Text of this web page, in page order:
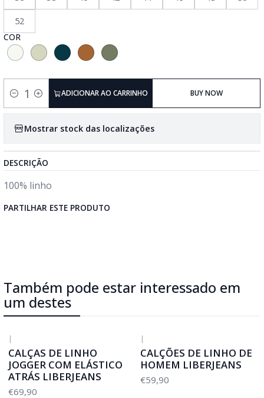
52
COR
Quantidade
ADICIONAR AO CARRINHO BUY NOW
Mostrar stock das localizações
DESCRIÇÃO
100% linho
PARTILHAR ESTE PRODUTO
Também pode estar interessado em
um destes
|
CALÇAS DE LINHO
JOGGER COM ELÁSTICO
ATRÁS LIBERJEANS
€69,90
|
CALÇÕES DE LINHO DE
HOMEM LIBERJEANS
€59,90